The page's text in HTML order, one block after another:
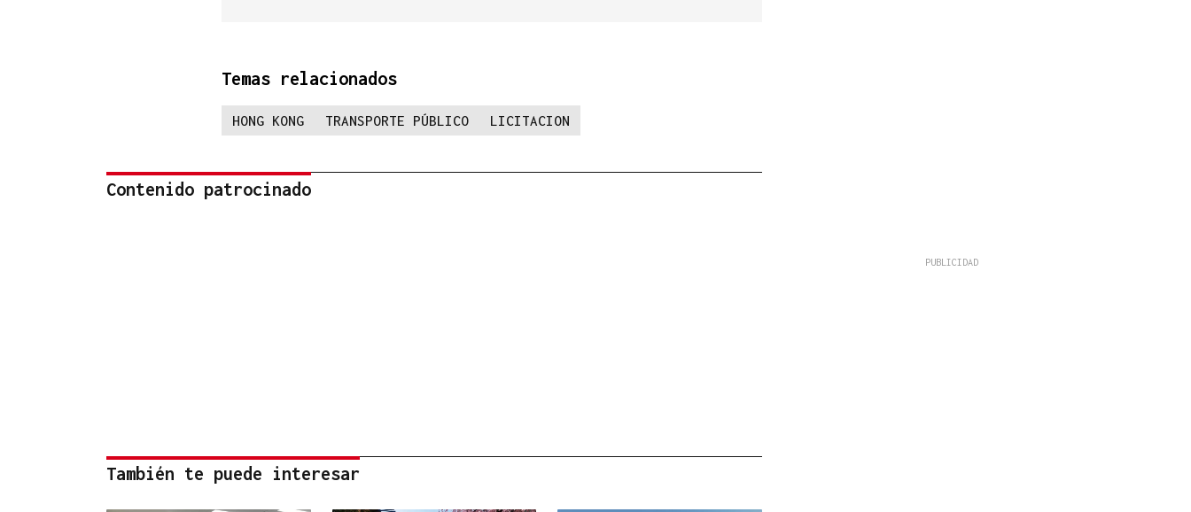
Temas relacionados
HONG KONG TRANSPORTE PÚBLICO LICITACION
Contenido patrocinado
También te puede interesar